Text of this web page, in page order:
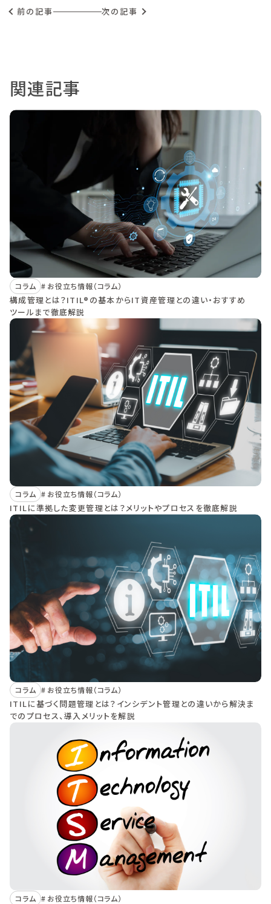
前の記事 次の記事
関連記事
コラム お役立ち情報（コラム）
構成管理とは？ITIL®の基本からIT資産管理との違い・おすすめ
ツールまで徹底解説
コラム お役立ち情報（コラム）
ITILに準拠した変更管理とは？メリットやプロセスを徹底解説
コラム お役立ち情報（コラム）
ITILに基づく問題管理とは？インシデント管理との違いから解決ま
でのプロセス、導入メリットを解説
コラム お役立ち情報（コラム）